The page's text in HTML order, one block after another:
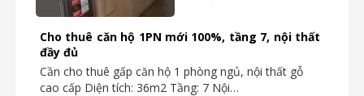
Cho thuê căn hộ 1PN mới 100%, tầng 7, nội thất
đầy đủ
Cần cho thuê gấp căn hộ 1 phòng ngủ, nội thất gỗ
cao cấp Diện tích: 36m2 Tầng: 7 Nội…